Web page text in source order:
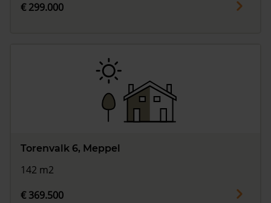
€ 299.000
Torenvalk 6, Meppel
142 m2
€ 369.500